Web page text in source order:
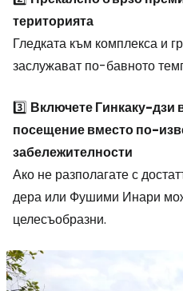
територията
Гледката към комплекса и
заслужават по-бавното
3️⃣ Включете Гинкаку-дзи
посещение вместо по-
забележителности
Ако не разполагате с
дера или Фушими Инари
целесъобразни.